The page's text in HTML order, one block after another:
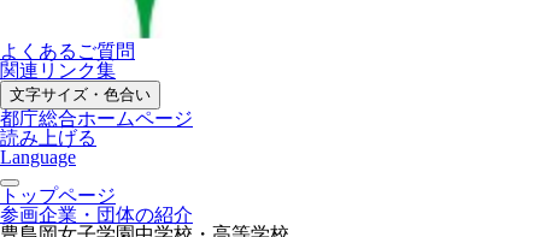
よくあるご質問
関連リンク集
文字サイズ・色合い
都庁総合ホームページ
読み上げる
Language
トップページ
参画企業・団体の紹介